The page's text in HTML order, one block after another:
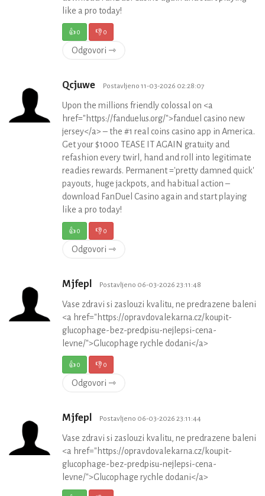
like a pro today!
👍0 👎0
Odgovori ⇾
Qcjuwe Postavljeno 11-03-2026 02:28:07
Upon the millions friendly colossal on <a
href="https://fanduelus.org/">fanduel casino new
jersey</a> – the #1 real coins casino app in America.
Get your $1000 TEASE IT AGAIN gratuity and
refashion every twirl, hand and roll into legitimate
readies rewards. Permanent ='pretty damned quick'
payouts, huge jackpots, and habitual action –
download FanDuel Casino again and start playing
like a pro today!
👍0 👎0
Odgovori ⇾
Mjfepl Postavljeno 06-03-2026 23:11:48
Vase zdravi si zaslouzi kvalitu, ne predrazene baleni
<a href="https://opravdovalekarna.cz/koupit-
glucophage-bez-predpisu-nejlepsi-cena-
levne/">Glucophage rychle dodani</a>
👍0 👎0
Odgovori ⇾
Mjfepl Postavljeno 06-03-2026 23:11:44
Vase zdravi si zaslouzi kvalitu, ne predrazene baleni
<a href="https://opravdovalekarna.cz/koupit-
glucophage-bez-predpisu-nejlepsi-cena-
levne/">Glucophage rychle dodani</a>